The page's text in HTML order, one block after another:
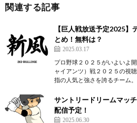
関連する記事
【巨人戦放送予定2025】
とめ！無料は？
2025.03.17
プロ野球２０２５がいよいよ
ャイアンツ）戦２０２５の視
指の人気と強さを誇るチーム
サントリードリームマッ
配信予定！
2025.06.30